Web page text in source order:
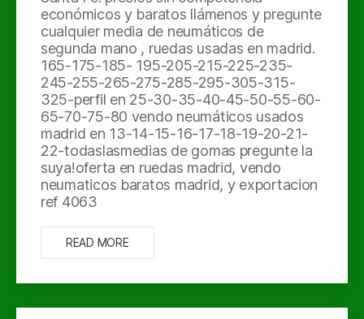
económicos y baratos llámenos y pregunte
cualquier media de neumáticos de
segunda mano , ruedas usadas en madrid.
165-175-185- 195-205-215-225-235-
245-255-265-275-285-295-305-315-
325-perfil en 25-30-35-40-45-50-55-60-
65-70-75-80 vendo neumáticos usados
madrid en 13-14-15-16-17-18-19-20-21-
22-todaslasmedias de gomas pregunte la
suya!oferta en ruedas madrid, vendo
neumaticos baratos madrid, y exportacion
ref 4063
READ MORE